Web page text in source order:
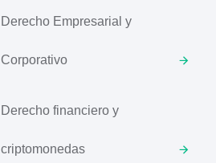
Derecho Empresarial y
Corporativo
Derecho financiero y
criptomonedas